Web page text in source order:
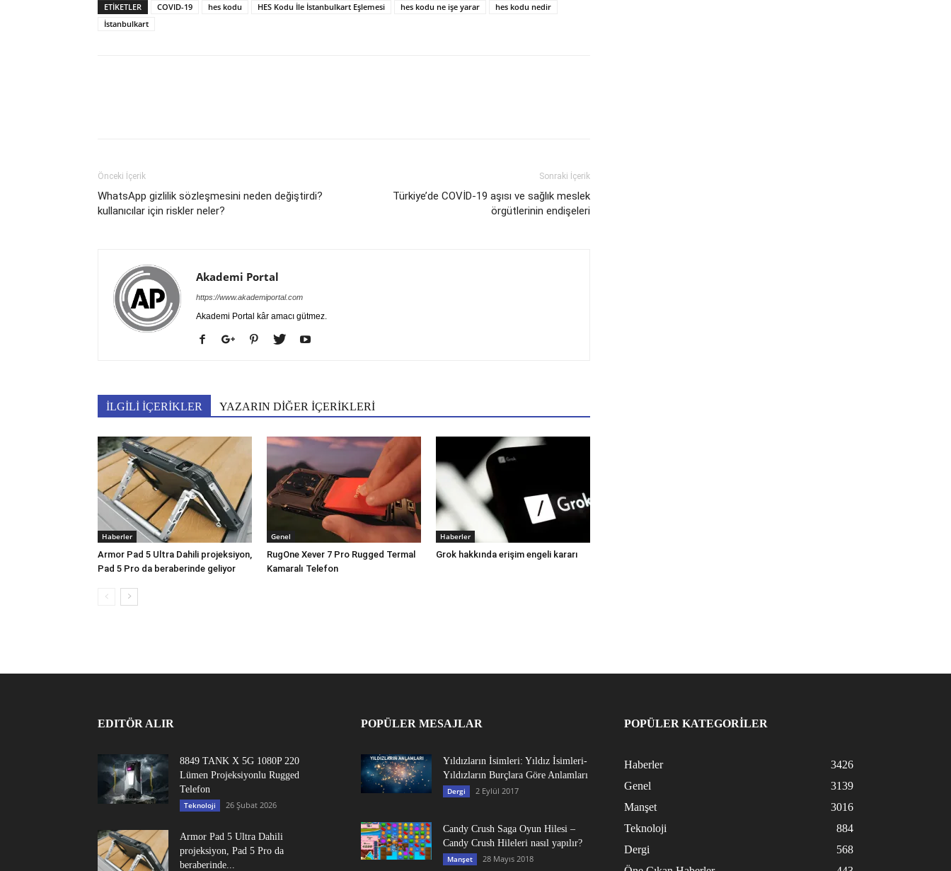
ETİKETLER COVID-19 hes kodu HES Kodu İle İstanbulkart Eşlemesi hes kodu ne işe yarar
hes kodu nedir
İstanbulkart
Önceki İçerik
WhatsApp gizlilik sözleşmesini neden değiştirdi?
kullanıcılar için riskler neler?
Sonraki İçerik
Türkiye’de COVİD-19 aşısı ve sağlık meslek
örgütlerinin endişeleri
Akademi Portal
https://www.akademiportal.com
Akademi Portal kâr amacı gütmez.
İLGİLİ İÇERİKLER YAZARIN DİĞER İÇERİKLERİ
Haberler
Armor Pad 5 Ultra Dahili projeksiyon,
Pad 5 Pro da beraberinde geliyor
Genel
RugOne Xever 7 Pro Rugged Termal
Kamaralı Telefon
Haberler
Grok hakkında erişim engeli kararı
EDITÖR ALIR
8849 TANK X 5G 1080P 220
Lümen Projeksiyonlu Rugged
Telefon
Teknoloji 26 Şubat 2026
Armor Pad 5 Ultra Dahili
projeksiyon, Pad 5 Pro da
beraberinde...
POPÜLER MESAJLAR
Yıldızların İsimleri: Yıldız İsimleri-
Yıldızların Burçlara Göre Anlamları
Dergi 2 Eylül 2017
Candy Crush Saga Oyun Hilesi –
Candy Crush Hileleri nasıl yapılır?
Manşet 28 Mayıs 2018
POPÜLER KATEGORİLER
Haberler
3426
Genel
3139
Manşet
3016
Teknoloji
884
Dergi
568